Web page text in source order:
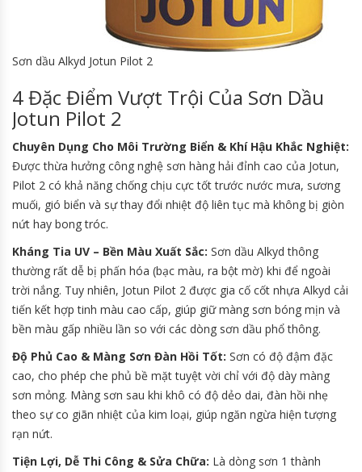
Sơn dầu Alkyd Jotun Pilot 2
4 Đặc Điểm Vượt Trội Của Sơn Dầu
Jotun Pilot 2
Chuyên Dụng Cho Môi Trường Biển & Khí Hậu Khắc Nghiệt:
Được thừa hưởng công nghệ sơn hàng hải đỉnh cao của Jotun,
Pilot 2 có khả năng chống chịu cực tốt trước nước mưa, sương
muối, gió biển và sự thay đổi nhiệt độ liên tục mà không bị giòn
nứt hay bong tróc.
Kháng Tia UV – Bền Màu Xuất Sắc: Sơn dầu Alkyd thông
thường rất dễ bị phấn hóa (bạc màu, ra bột mờ) khi để ngoài
trời nắng. Tuy nhiên, Jotun Pilot 2 được gia cố cốt nhựa Alkyd cải
tiến kết hợp tinh màu cao cấp, giúp giữ màng sơn bóng mịn và
bền màu gấp nhiều lần so với các dòng sơn dầu phổ thông.
Độ Phủ Cao & Màng Sơn Đàn Hồi Tốt: Sơn có độ đậm đặc
cao, cho phép che phủ bề mặt tuyệt vời chỉ với độ dày màng
sơn mỏng. Màng sơn sau khi khô có độ dẻo dai, đàn hồi nhẹ
theo sự co giãn nhiệt của kim loại, giúp ngăn ngừa hiện tượng
rạn nứt.
Tiện Lợi, Dễ Thi Công & Sửa Chữa: Là dòng sơn 1 thành